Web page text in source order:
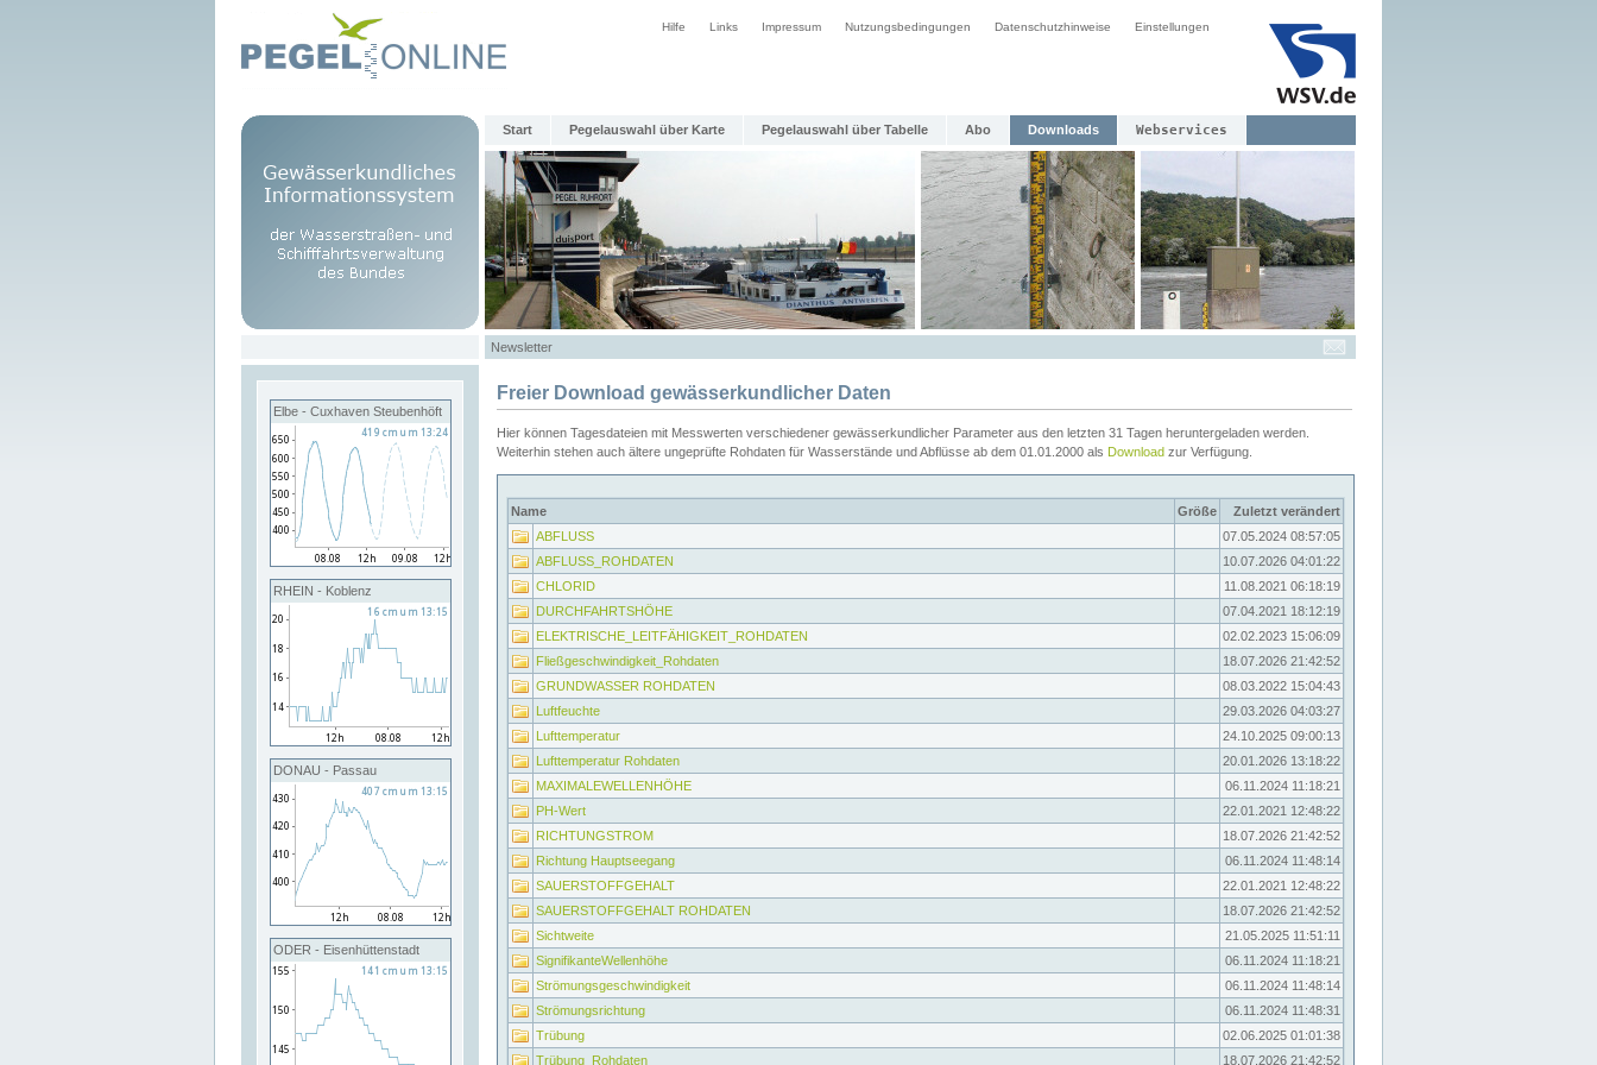
Hilfe Links Impressum Nutzungsbedingungen Datenschutzhinweise Einstellungen
Start Pegelauswahl über Karte Pegelauswahl über Tabelle Abo Downloads Webservices
Newsletter
Elbe - Cuxhaven Steubenhöft
RHEIN - Koblenz
DONAU - Passau
ODER - Eisenhüttenstadt
Freier Download gewässerkundlicher Daten
Hier können Tagesdateien mit Messwerten verschiedener gewässerkundlicher Parameter aus den letzten 31 Tagen heruntergeladen werden.
Weiterhin stehen auch ältere ungeprüfte Rohdaten für Wasserstände und Abflüsse ab dem 01.01.2000 als Download zur Verfügung.
Name Größe
Zuletzt verändert
ABFLUSS
07.05.2024 08:57:05
ABFLUSS_ROHDATEN
10.07.2026 04:01:22
CHLORID
11.08.2021 06:18:19
DURCHFAHRTSHÖHE
07.04.2021 18:12:19
ELEKTRISCHE_LEITFÄHIGKEIT_ROHDATEN
02.02.2023 15:06:09
Fließgeschwindigkeit_Rohdaten
18.07.2026 21:42:52
GRUNDWASSER ROHDATEN
08.03.2022 15:04:43
Luftfeuchte
29.03.2026 04:03:27
Lufttemperatur
24.10.2025 09:00:13
Lufttemperatur Rohdaten
20.01.2026 13:18:22
MAXIMALEWELLENHÖHE
06.11.2024 11:18:21
PH-Wert
22.01.2021 12:48:22
RICHTUNGSTROM
18.07.2026 21:42:52
Richtung Hauptseegang
06.11.2024 11:48:14
SAUERSTOFFGEHALT
22.01.2021 12:48:22
SAUERSTOFFGEHALT ROHDATEN
18.07.2026 21:42:52
Sichtweite
21.05.2025 11:51:11
SignifikanteWellenhöhe
06.11.2024 11:18:21
Strömungsgeschwindigkeit
06.11.2024 11:48:14
Strömungsrichtung
06.11.2024 11:48:31
Trübung
02.06.2025 01:01:38
Trübung_Rohdaten
18.07.2026 21:42:52